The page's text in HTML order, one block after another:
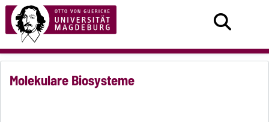
Molekulare Biosysteme